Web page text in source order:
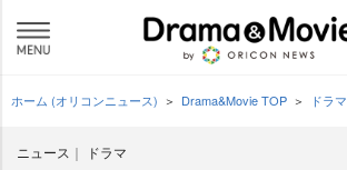
ホーム (オリコンニュース) Drama&Movie TOP ドラマ
ニュース ドラマ